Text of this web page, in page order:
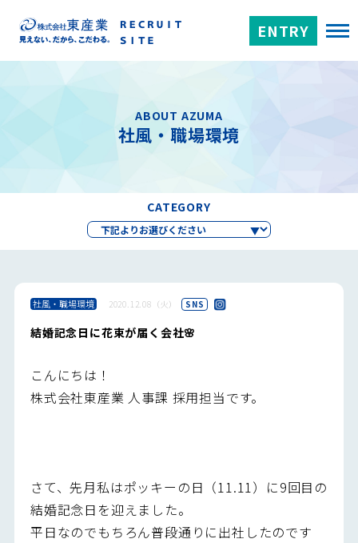
ENTRY
ABOUT AZUMA
社風・職場環境
CATEGORY
社風・職場環境 2020.12.08（火） SNS
結婚記念日に花束が届く会社🌸
こんにちは！
株式会社東産業 人事課 採用担当です。
さて、先月私はポッキーの日（11.11）に9回目の
結婚記念日を迎えました。
平日なのでもちろん普段通りに出社したのです